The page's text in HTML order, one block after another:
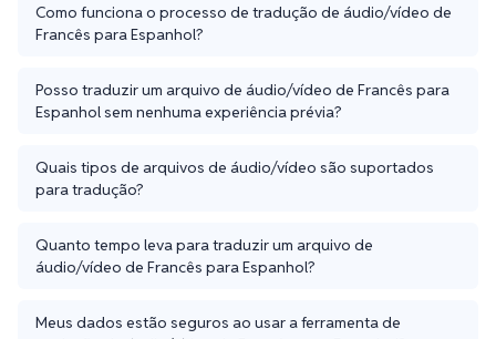
Como funciona o processo de tradução de áudio/vídeo de
Francês para Espanhol?
Posso traduzir um arquivo de áudio/vídeo de Francês para
Espanhol sem nenhuma experiência prévia?
Quais tipos de arquivos de áudio/vídeo são suportados
para tradução?
Quanto tempo leva para traduzir um arquivo de
áudio/vídeo de Francês para Espanhol?
Meus dados estão seguros ao usar a ferramenta de